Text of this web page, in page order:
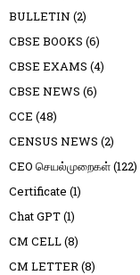
BULLETIN (2)
CBSE BOOKS (6)
CBSE EXAMS (4)
CBSE NEWS (6)
CCE (48)
CENSUS NEWS (2)
CEO செயல்முறைகள்(122)
Certificate (1)
Chat GPT(1)
CM CELL(8)
CM LETTER(8)